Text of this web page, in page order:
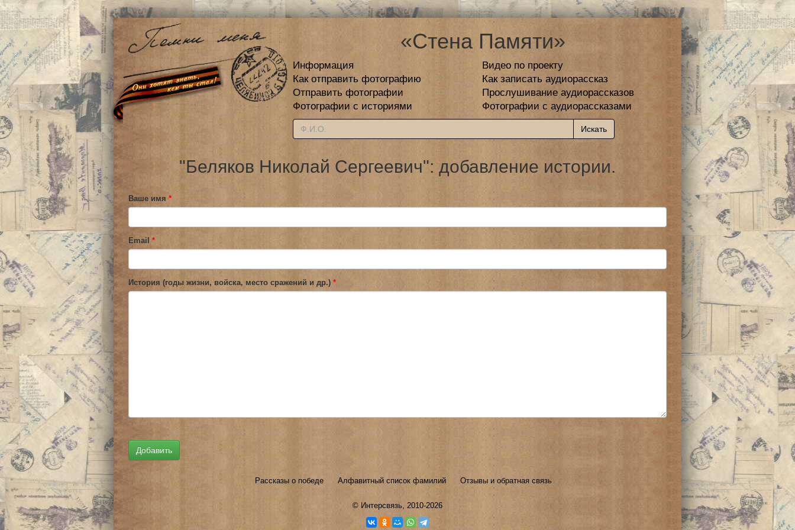
«Стена Памяти»
Информация
Видео по проекту
Как отправить фотографию
Как записать аудиорассказ
Отправить фотографии
Прослушивание аудиорассказов
Фотографии с историями
Фотографии с аудиорассказами
"Беляков Николай Сергеевич": добавление истории.
Ваше имя *
Email *
История (годы жизни, войска, место сражений и др.) *
Рассказы о победе Алфавитный список фамилий Отзывы и обратная связь
© Интерсвязь , 2010-2026